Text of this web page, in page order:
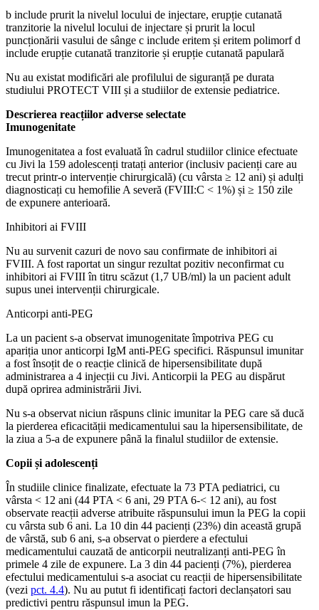
b include prurit la nivelul locului de injectare, erupție cutanată
tranzitorie la nivelul locului de injectare și prurit la locul
puncționării vasului de sânge c include eritem și eritem polimorf d
include erupție cutanată tranzitorie și erupție cutanată papulară
Nu au existat modificări ale profilului de siguranță pe durata
studiului PROTECT VIII și a studiilor de extensie pediatrice.
Descrierea reacțiilor adverse selectate
Imunogenitate
Imunogenitatea a fost evaluată în cadrul studiilor clinice efectuate
cu Jivi la 159 adolescenți tratați anterior (inclusiv pacienți care au
trecut printr-o intervenție chirurgicală) (cu vârsta ≥ 12 ani) și adulți
diagnosticați cu hemofilie A severă (FVIII:C < 1%) și ≥ 150 zile
de expunere anterioară.
Inhibitori ai FVIII
Nu au survenit cazuri de novo sau confirmate de inhibitori ai
FVIII. A fost raportat un singur rezultat pozitiv neconfirmat cu
inhibitori ai FVIII în titru scăzut (1,7 UB/ml) la un pacient adult
supus unei intervenții chirurgicale.
Anticorpi anti-PEG
La un pacient s-a observat imunogenitate împotriva PEG cu
apariția unor anticorpi IgM anti-PEG specifici. Răspunsul imunitar
a fost însoțit de o reacție clinică de hipersensibilitate după
administrarea a 4 injecții cu Jivi. Anticorpii la PEG au dispărut
după oprirea administrării Jivi.
Nu s-a observat niciun răspuns clinic imunitar la PEG care să ducă
la pierderea eficacității medicamentului sau la hipersensibilitate, de
la ziua a 5-a de expunere până la finalul studiilor de extensie.
Copii și adolescenți
În studiile clinice finalizate, efectuate la 73 PTA pediatrici, cu
vârsta < 12 ani (44 PTA < 6 ani, 29 PTA 6-< 12 ani), au fost
observate reacții adverse atribuite răspunsului imun la PEG la copii
cu vârsta sub 6 ani. La 10 din 44 pacienți (23%) din această grupă
de vârstă, sub 6 ani, s-a observat o pierdere a efectului
medicamentului cauzată de anticorpii neutralizanți anti-PEG în
primele 4 zile de expunere. La 3 din 44 pacienți (7%), pierderea
efectului medicamentului s-a asociat cu reacții de hipersensibilitate
(vezi pct. 4.4). Nu au putut fi identificați factori declanșatori sau
predictivi pentru răspunsul imun la PEG.